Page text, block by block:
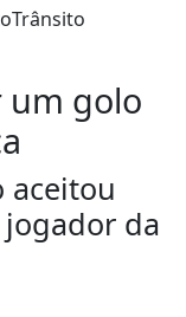
Trânsito
um golo
aceitou
da